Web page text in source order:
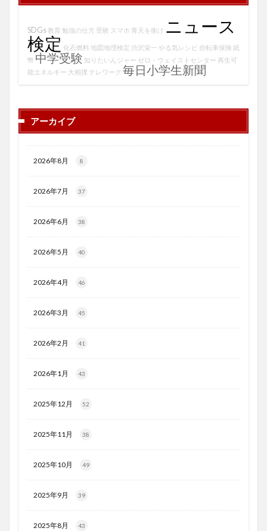
SDGs教育 勉強の仕方 受験 スマホ 青天を衝け ニュース
検定 化石燃料 地図地理検定 渋沢栄一 やる気レシピ 自転車保険 紙
幣 中学受験 知りたいんジャー ゼロ・ウェイストセンター 再生可
能エネルギー 大相撲 テレワーク 毎日小学生新聞
アーカイブ
2026年8月 8
2026年7月 37
2026年6月 38
2026年5月 40
2026年4月 46
2026年3月 45
2026年2月 41
2026年1月 43
2025年12月 52
2025年11月 38
2025年10月 49
2025年9月 39
2025年8月 43